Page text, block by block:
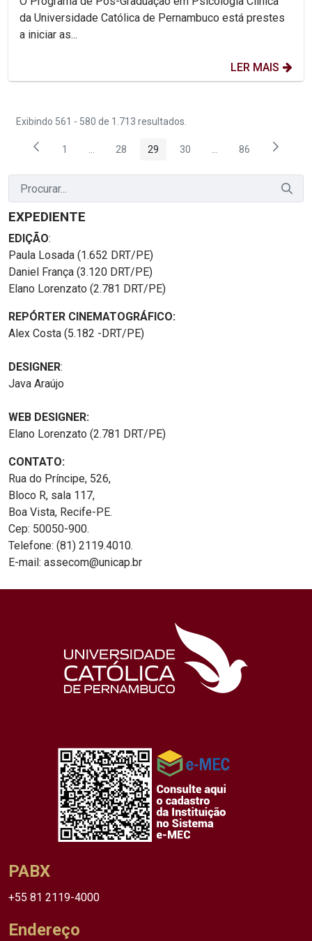
da Universidade Católica de Pernambuco está prestes
a iniciar as...
LER MAIS
Exibindo 561 - 580 de 1.713 resultados.
Página
1 ...Páginas intermediárias Usar ABA para navegar.
Página
28 Página
29 Página
30 ...PáginasPágina
86
EXPEDIENTE
EDIÇÃO:
Paula Losada (1.652 DRT/PE)
Daniel França (3.120 DRT/PE)
Elano Lorenzato (2.781 DRT/PE)
REPÓRTER CINEMATOGRÁFICO:
Alex Costa (5.182 -DRT/PE)
DESIGNER:
Java Araújo
WEB DESIGNER:
Elano Lorenzato (2.781 DRT/PE)
CONTATO:
Rua do Príncipe, 526,
Bloco R, sala 117,
Boa Vista, Recife-PE.
Cep: 50050-900.
Telefone: (81) 2119.4010.
E-mail: assecom@unicap.br
PABX
+55 81 2119-4000
Endereço